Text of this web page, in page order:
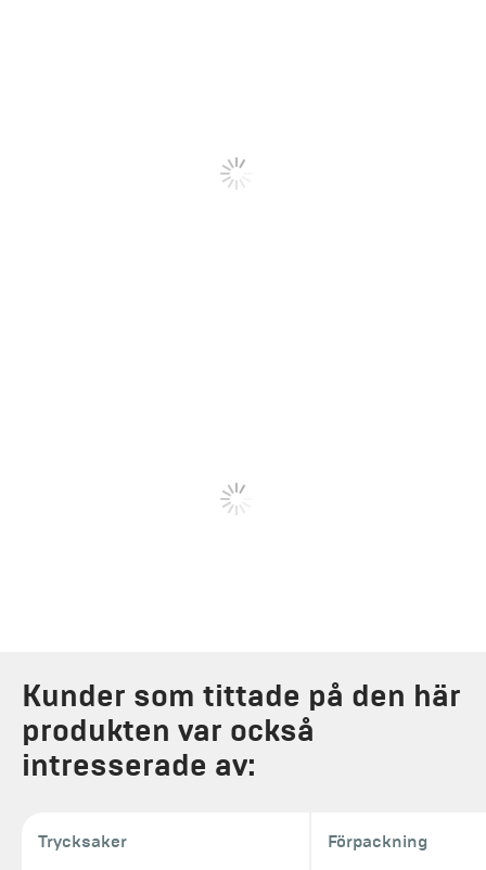
Kunder som tittade på den här
produkten var också
intresserade av:
Trycksaker Förpackning